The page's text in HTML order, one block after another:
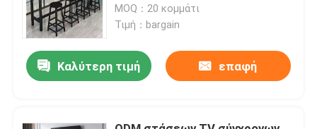
επιτραπέζιο σύνολο μπαρ
ύψους
MOQ：20 κομμάτι
Τιμή：bargain
Καλύτερη τιμή επαφή